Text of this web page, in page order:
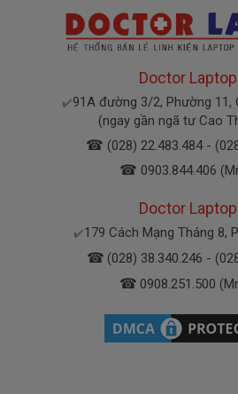
+ Bảo hành nhanh, nghiêm túc.
Dịch vụ giao
+ Giao hàng và lắp đặt tận nhà
TP.HCM
các tỉnh ngoài
Thanh toán
1. Thanh toán trực tiếp tại văn
Địa chỉ : 179 Cách Mạng Tháng 8,
2. Thanh toán chuyển khoản qua
+ Tên ngân hàng : Ngân hàng
Doctor
✔️91A đường 3/2, Phường 11,
(ngay gần ngã tư Cao
☎ (028) 22.483.484 -
☎ 0903.844.406
Doctor
✔️179 Cách Mạng Tháng 8,
☎ (028) 38.340.246 -
☎ 0908.251.500